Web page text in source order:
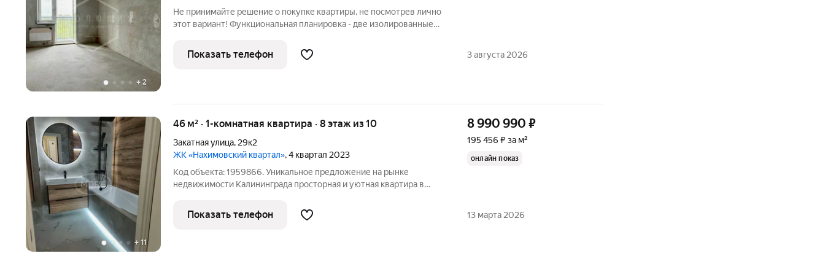
+ 2
Не принимайте решение о покупке квартиры, не посмотрев лично
этот вариант! Функциональная планировка - две изолированные
дома, кухня 17,3 м2 и застекленный в пол балкон 2,8 м2, два
санузла
Показать телефон 3 августа 2026
+ 11
46 м² · 1-комнатная квартира · 8 этаж из 10
Закатная улица, 29к2
ЖК «Нахимовский квартал», 4 квартал 2023
Код объекта: 1959866. Уникальное предложение на рынке
недвижимости Калининграда просторная и уютная квартира в
площадью 45 кв. м на 8 этаже 10-этажного дома по адресу:
Закатная улица, 29к2.
8 990 990 ₽
195 456 ₽ за м²
онлайн показ
Показать телефон 13 марта 2026